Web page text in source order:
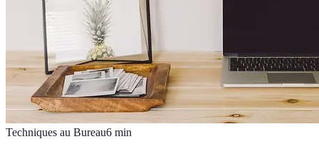
Techniques au Bureau6 min